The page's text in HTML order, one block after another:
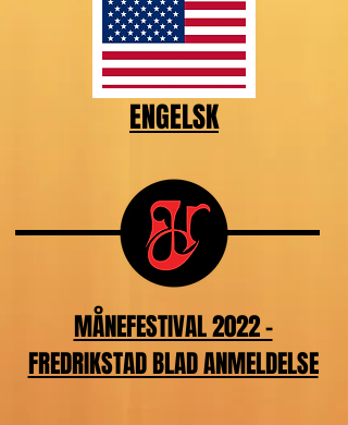
ENGELSK
MÅNEFESTIVAL 2022 -
FREDRIKSTAD BLAD ANMELDELSE